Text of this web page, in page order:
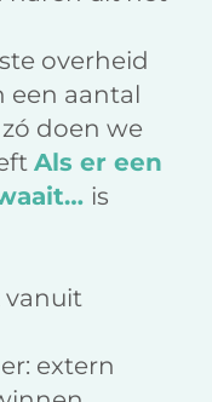
overheid
een aantal
doen we
Als er een
is
extern